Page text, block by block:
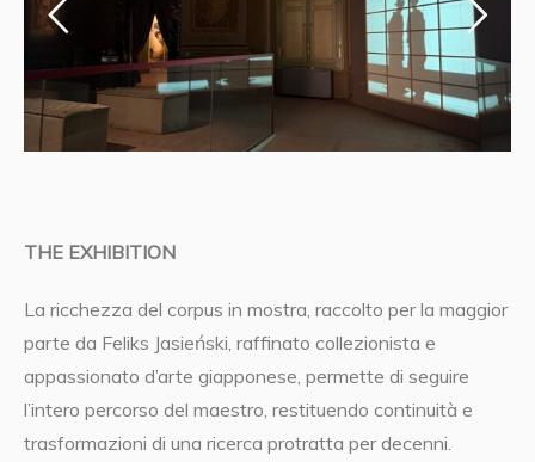
THE EXHIBITION
La ricchezza del corpus in mostra, raccolto per la maggior
parte da Feliks Jasieński, raffinato collezionista e
appassionato d’arte giapponese, permette di seguire
l’intero percorso del maestro, restituendo continuità e
trasformazioni di una ricerca protratta per decenni.